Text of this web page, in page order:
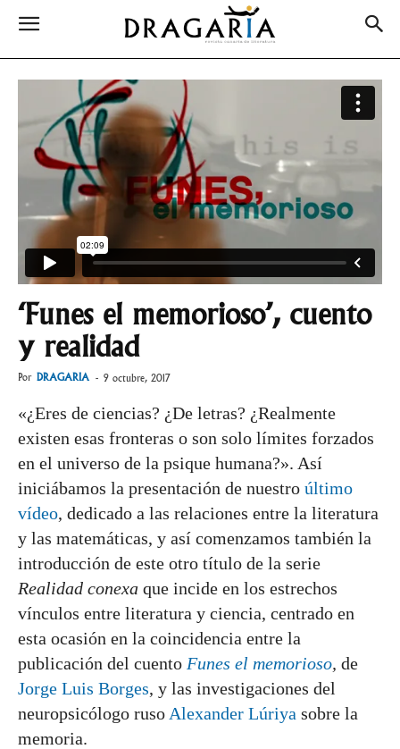
‘Funes el memorioso’, cuento
y realidad
Por DRAGARIA - 9 octubre, 2017
«¿Eres de ciencias? ¿De letras? ¿Realmente
existen esas fronteras o son solo límites forzados
en el universo de la psique humana?». Así
iniciábamos la presentación de nuestro último
vídeo, dedicado a las relaciones entre la literatura
y las matemáticas, y así comenzamos también la
introducción de este otro título de la serie
Realidad conexa que incide en los estrechos
vínculos entre literatura y ciencia, centrado en
esta ocasión en la coincidencia entre la
publicación del cuento Funes el memorioso, de
Jorge Luis Borges, y las investigaciones del
neuropsicólogo ruso Alexander Lúriya sobre la
memoria.